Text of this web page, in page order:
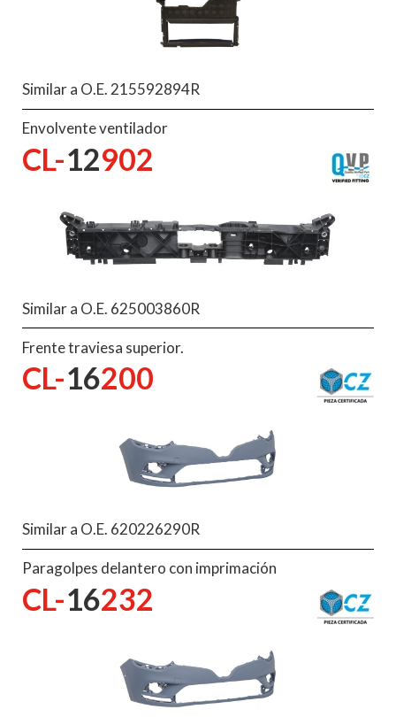
Similar a O.E. 215592894R
Envolvente ventilador
CL-12902
Similar a O.E. 625003860R
Frente traviesa superior.
CL-16200
Similar a O.E. 620226290R
Paragolpes delantero con imprimación
CL-16232